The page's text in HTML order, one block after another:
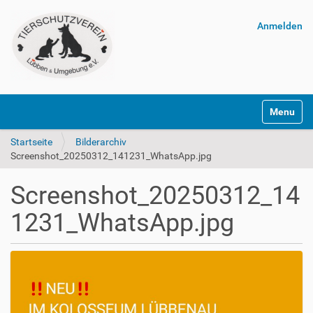
Anmelden
Startseite
Bilderarchiv
Screenshot_20250312_141231_WhatsApp.jpg
Screenshot_20250312_14
1231_WhatsApp.jpg